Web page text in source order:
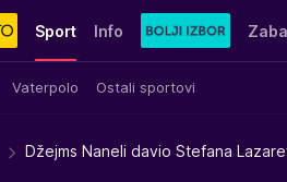
Sport
Vaterpolo Ostali sportovi
Info
Džejms Naneli davio Stefana